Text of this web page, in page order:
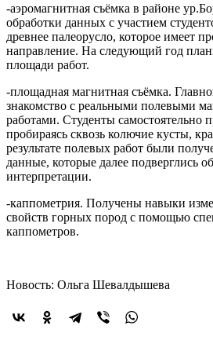
-аэромагнитная съёмка в районе
обработки данных с участием
древнее палеорусло, которое имеет
направление. На следующий год
площади работ.
-площадная магнитная съёмка.
знакомство с реальными полевыми
работами. Студенты самостоятельно
пробираясь сквозь колючие кусты,
результате полевых работ были
данные, которые далее подверглись
интерпретации.
-каппометрия. Получены навыки
свойств горных пород с помощью
каппометров.
Новость: Ольга Шевалдышева